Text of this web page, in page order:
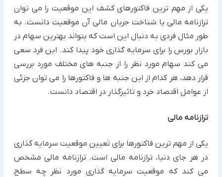
یکی از مهم ترین فاکتورهای کشف این موقعیت را می توان
ترازنامه مالی یا شناخت جریان مالی آن موقعیت دانست. به
طور مثال فردی به دنبال این است که بتواند بهترین سهام در
بازار بورس را برای سرمایه گذاری خود پیدا کند. این فرد سعی
می کند سهام مورد نظر را از جنبه های مختلف مورد بررسی
قرار دهد، هر کدام از این جنبه ها و فاکتورها را می توان جزئی
از عوامل اقتصاد خرد و تاثیرگذار در اقتصاد دانست.
ترازنامه مالی
یکی از مهم ترین فاکتورها برای تعیین موقعیت سرمایه گذاری
در هر جای دنیا، ترازنامه مالی است. ترازنامه مالی مشخص
می کند که موقعیت سرمایه گذاری مورد نظر چه سطح